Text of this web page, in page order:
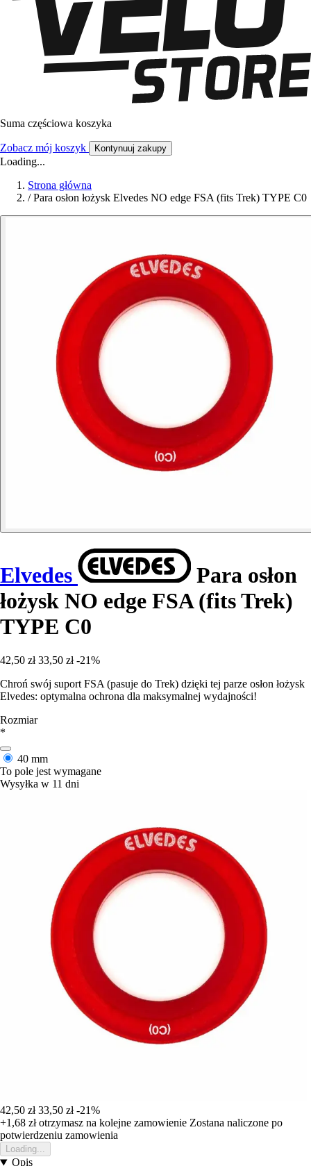
Suma częściowa koszyka
Zobacz mój koszyk Kontynuuj zakupy
Loading...
Strona główna
/ Para osłon łożysk Elvedes NO edge FSA (fits Trek) TYPE C0
Elvedes
Para osłon
łożysk NO edge FSA (fits Trek)
TYPE C0
42,50 zł 33,50 zł -21%
Chroń swój suport FSA (pasuje do Trek) dzięki tej parze osłon łożysk
Elvedes: optymalna ochrona dla maksymalnej wydajności!
Rozmiar
*
40 mm
To pole jest wymagane
Wysyłka w 11 dni
42,50 zł 33,50 zł -21%
+1,68 złotrzymasz na kolejne zamowienie Zostana naliczone po
potwierdzeniu zamowienia
Loading...
Opis